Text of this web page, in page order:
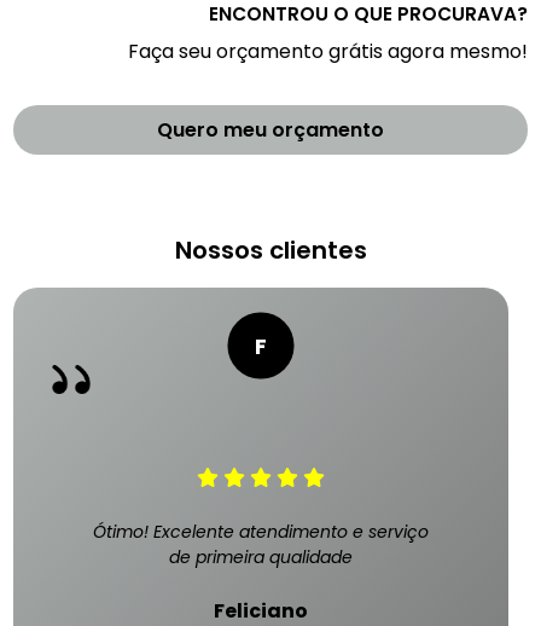
ENCONTROU O QUE PROCURAVA?
Faça seu orçamento grátis agora mesmo!
Quero meu orçamento
Nossos clientes
Ótimo! Excelente atendimento e serviço
de primeira qualidade
Feliciano